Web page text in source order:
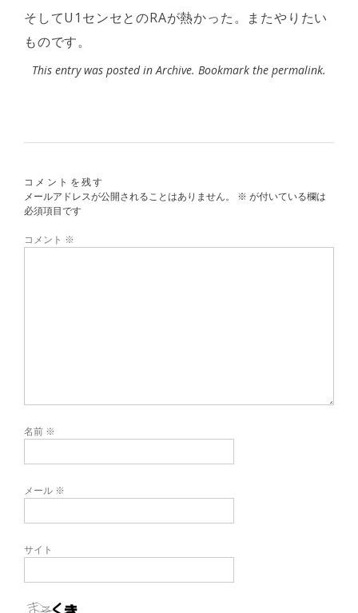
そしてU1センセとのRAが熱かった。またやりたい
ものです。
This entry was posted inArchive. Bookmark the permalink.
コメントを残す
メールアドレスが公開されることはありません。
※ が付いている欄は
必須項目です
コメント ※
名前 ※
メール ※
サイト